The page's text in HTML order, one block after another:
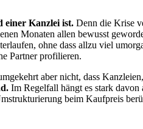
einer Kanzlei ist. Denn die Krise
Monaten allen bewusst
ohne dass allzu viel
Partner profilieren.
aber nicht, dass
Im Regelfall hängt es stark
beim Kaufpreis